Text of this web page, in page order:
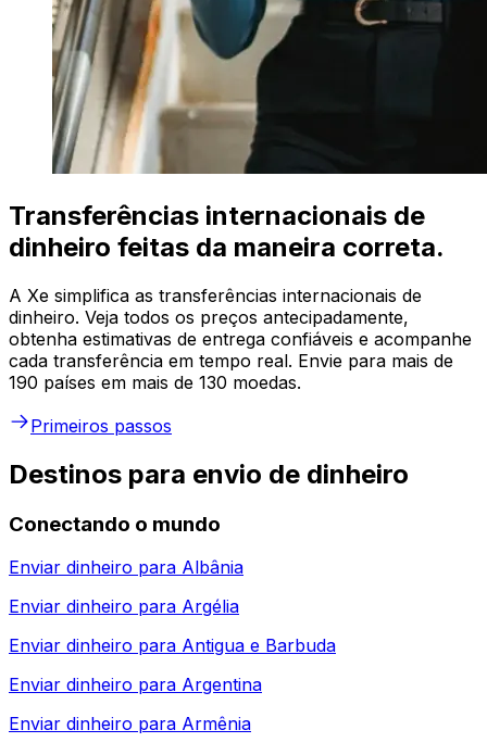
Transferências internacionais de
dinheiro feitas da maneira correta.
A Xe simplifica as transferências internacionais de
dinheiro. Veja todos os preços antecipadamente,
obtenha estimativas de entrega confiáveis e acompanhe
cada transferência em tempo real. Envie para mais de
190 países em mais de 130 moedas.
Primeiros passos
Destinos para envio de dinheiro
Conectando o mundo
Enviar dinheiro para Albânia
Enviar dinheiro para Argélia
Enviar dinheiro para Antigua e Barbuda
Enviar dinheiro para Argentina
Enviar dinheiro para Armênia